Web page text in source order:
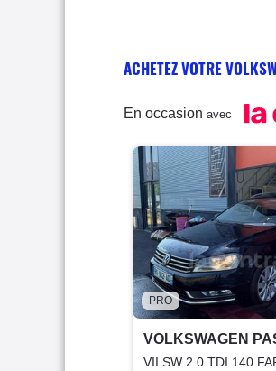
ACHETEZ VOTRE
En occasion avec
PRO
VOLKSWAGEN
VII SW 2.0 TDI 140